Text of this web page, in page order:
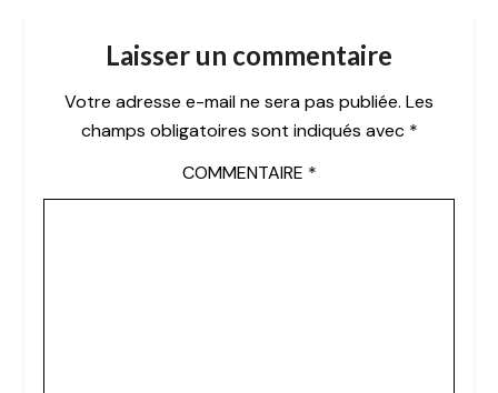
Laisser un commentaire
Votre adresse e-mail ne sera pas publiée. Les
champs obligatoires sont indiqués avec *
COMMENTAIRE *